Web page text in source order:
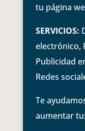
tu página
SERVICIOS:
electrónico,
Publicidad
Redes
Te
aumentar